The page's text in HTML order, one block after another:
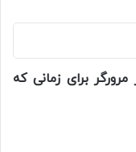
برای زمانی که